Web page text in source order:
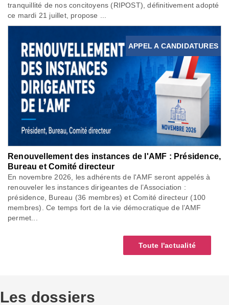
tranquillité de nos concitoyens (RIPOST), définitivement adopté
ce mardi 21 juillet, propose ...
APPEL A CANDIDATURES
Renouvellement des instances de l'AMF : Présidence,
Bureau et Comité directeur
En novembre 2026, les adhérents de l'AMF seront appelés à
renouveler les instances dirigeantes de l’Association :
présidence, Bureau (36 membres) et Comité directeur (100
membres). Ce temps fort de la vie démocratique de l’AMF
permet...
Toute l'actualité
Les dossiers